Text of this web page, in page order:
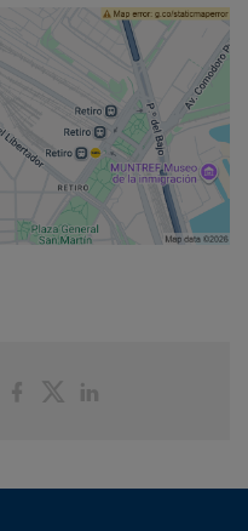
PartagerPartager